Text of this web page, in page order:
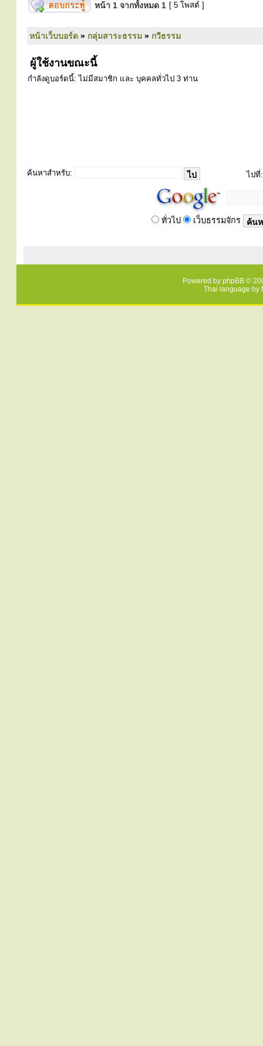
หน้า 1 จากทั้งหมด 1 [ 5 โพสต์ ]
หน้าเว็บบอร์ด » กลุ่มสาระธรรม » กวีธรรม
ผู้ใช้งานขณะนี้
กำลังดูบอร์ดนี้: ไม่มีสมาชิก และ บุคคลทั่วไป 3 ท่าน
ค้นหาสำหรับ: ไปที่:
ทั่วไป เว็บธรรมจักร
Powered by phpBB ©
Thai language by